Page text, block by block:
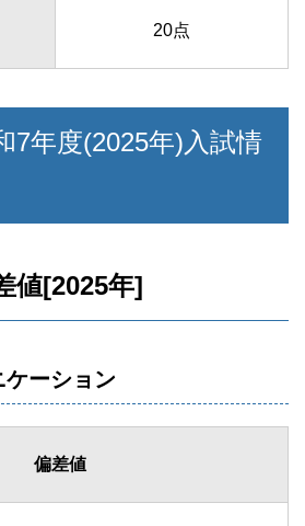
20点
7年度(2025年)入試情
値[2025年]
ケーション
偏差値